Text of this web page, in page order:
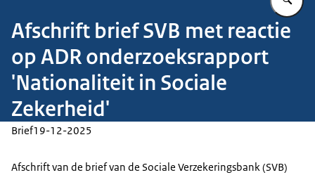
Afschrift brief SVB met reactie
op ADR onderzoeksrapport
'Nationaliteit in Sociale
Zekerheid'
Brief19-12-2025
Afschrift van de brief van de Sociale Verzekeringsbank (SVB)